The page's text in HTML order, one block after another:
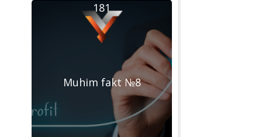
Muhim fakt №8
181